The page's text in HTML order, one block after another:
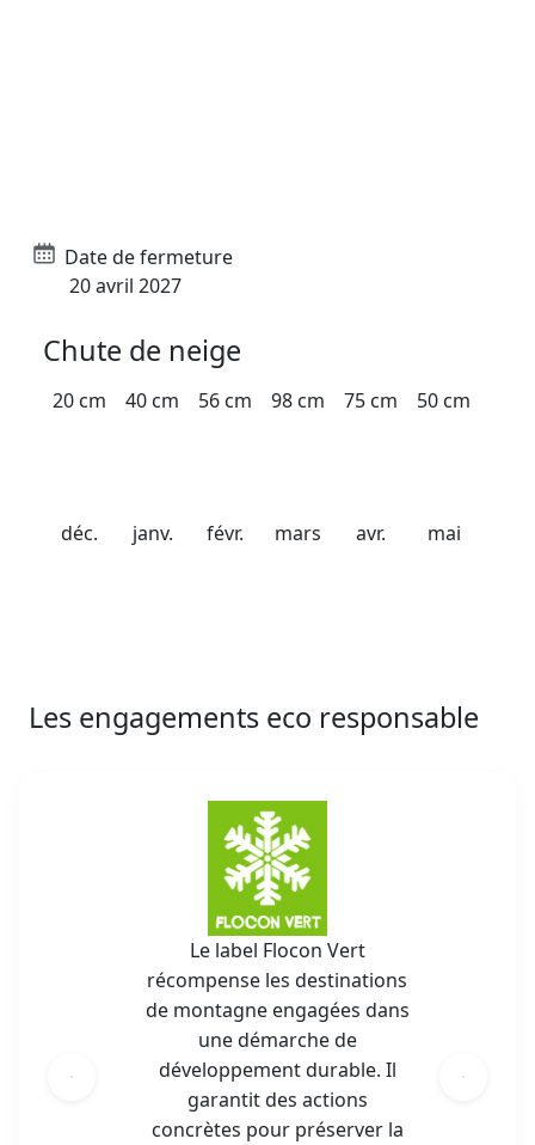
Date de fermeture
20 avril 2027
Chute de neige
20 cm
déc.
40 cm
janv.
56 cm
févr.
98 cm
mars
75 cm
avr.
50 cm
mai
Les engagements eco responsable
Le label Flocon Vert
récompense les destinations
de montagne engagées dans
une démarche de
développement durable. Il
garantit des actions
concrètes pour préserver la